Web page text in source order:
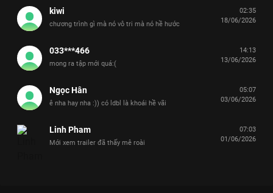
kiwi
chương trình gì mà nó vô tri mà nó hề hước
02:35
18/06/2026
033***466
mong ra tập mới quá:(
14:13
13/06/2026
Ngọc Hân
ê nha hay nha :)) có ldbl là khoái hề vãi
05:07
03/06/2026
Linh Pham
Mới xem trailer đã thấy mê roài
07:03
01/06/2026